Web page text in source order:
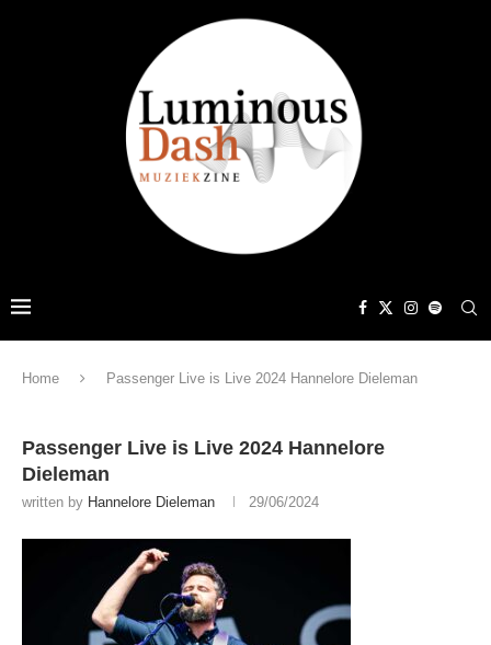
Home Passenger Live is Live 2024 Hannelore Dieleman
Passenger Live is Live 2024 Hannelore
Dieleman
written by Hannelore Dieleman 29/06/2024